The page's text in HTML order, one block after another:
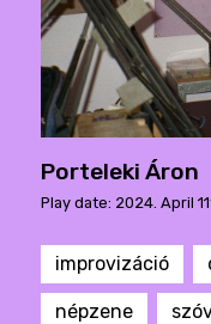
Porteleki Áron
Play date: 2024. April
improvizáció
népzene